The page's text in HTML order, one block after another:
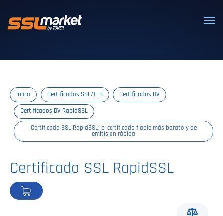
Certificados SSL/TLS confiables
Inicio Certificados SSL/TLS Certificados DV
Certificados DV RapidSSL
Certificado SSL RapidSSL: el certificado fiable más barato y de
emitisión rápida
Certificado SSL RapidSSL